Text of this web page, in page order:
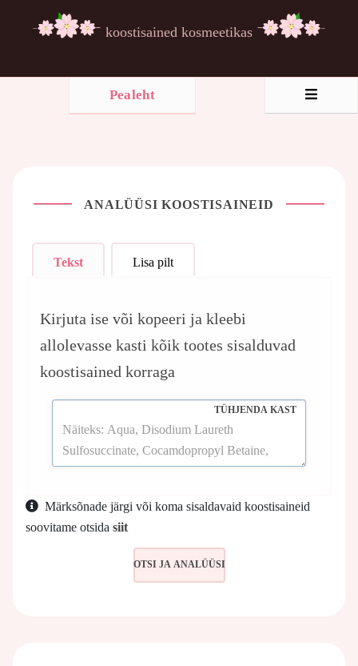
koostisained kosmeetikas
Pealeht
ANALÜÜSI KOOSTISAINEID
Tekst Lisa pilt
Kirjuta ise või kopeeri ja kleebi
allolevasse kasti kõik tootes sisalduvad
koostisained korraga
TÜHJENDA KAST
Märksõnade järgi või koma sisaldavaid koostisaineid
soovitame otsida siit